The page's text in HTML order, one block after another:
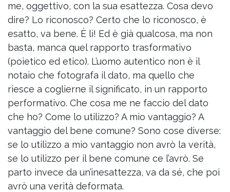
me, oggettivo, con la sua esattezza. Cosa devo
dire? Lo riconosco? Certo che lo riconosco, è
esatto, va bene. È lì! Ed è già qualcosa, ma non
basta, manca quel rapporto trasformativo
(poietico ed etico). L’uomo autentico non è il
notaio che fotografa il dato, ma quello che
riesce a coglierne il significato, in un rapporto
performativo. Che cosa me ne faccio del dato
che ho? Come lo utilizzo? A mio vantaggio? A
vantaggio del bene comune? Sono cose diverse:
se lo utilizzo a mio vantaggio non avrò la verità,
se lo utilizzo per il bene comune ce l’avrò. Se
parto invece da un’inesattezza, va da sé, che poi
avrò una verità deformata.